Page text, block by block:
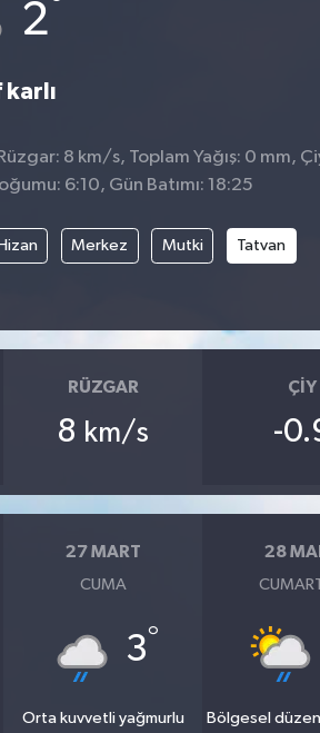
2
karlı
8 km/s, Toplam Yağış: 0 mm,
6:10, Gün Batımı: 18:25
Hizan Merkez Mutki Tatvan
RÜZGAR
8 km/s
ÇIY
-
27 MART
CUMA
3°
Orta kuvvetli yağmurlu
28
Bölgesel